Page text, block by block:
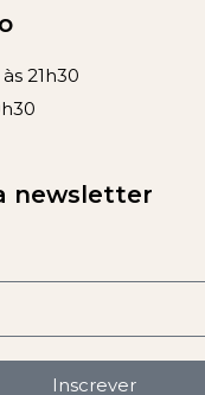
21h30
newsletter
Inscrever